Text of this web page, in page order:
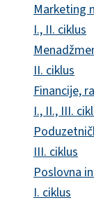
Marketing
I., II. ciklus
II. ciklus
Financije,
I., II., III.
III. ciklus
Poslovna
I. ciklus